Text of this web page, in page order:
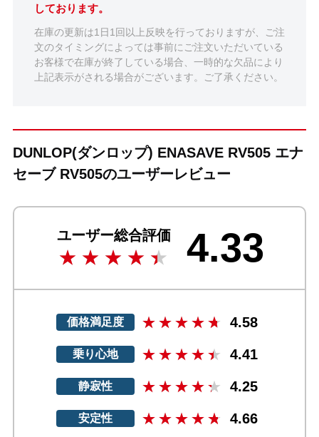
しております。
在庫の更新は1日1回以上反映を行っておりますが、ご注
文のタイミングによっては事前にご注文いただいている
お客様で在庫が終了している場合、一時的な欠品により
上記表示がされる場合がございます。ご了承ください。
DUNLOP(ダンロップ) ENASAVE RV505 エナ
セーブ RV505のユーザーレビュー
ユーザー総合評価 4.33
価格満足度 4.58
乗り心地 4.41
静寂性 4.25
安定性 4.66